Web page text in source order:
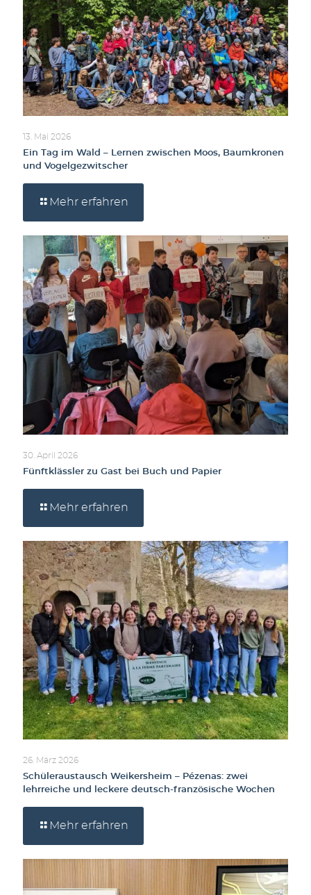
13. Mai 2026
Ein Tag im Wald – Lernen zwischen Moos, Baumkronen
und Vogelgezwitscher
Mehr erfahren
30. April 2026
Fünftklässler zu Gast bei Buch und Papier
Mehr erfahren
26. März 2026
Schüleraustausch Weikersheim – Pézenas: zwei
lehrreiche und leckere deutsch-französische Wochen
Mehr erfahren